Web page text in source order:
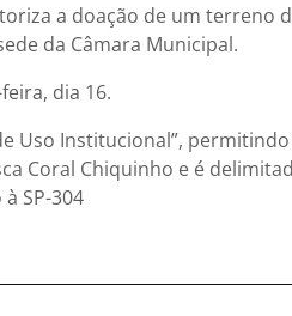
a doação de um terreno
da Câmara Municipal.
dia 16.
Uso Institucional”,
Coral Chiquinho e é
SP-304